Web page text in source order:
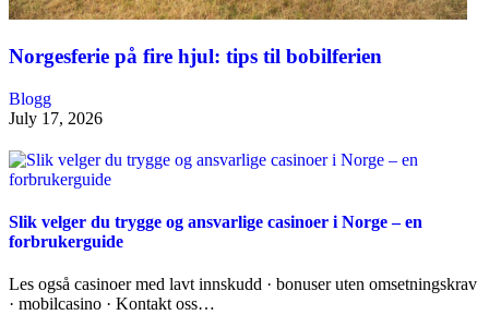
Norgesferie på fire hjul: tips til bobilferien
Blogg
July 17, 2026
Slik velger du trygge og ansvarlige casinoer i Norge – en
forbrukerguide
Les også casinoer med lavt innskudd · bonuser uten omsetningskrav
· mobilcasino · Kontakt oss…